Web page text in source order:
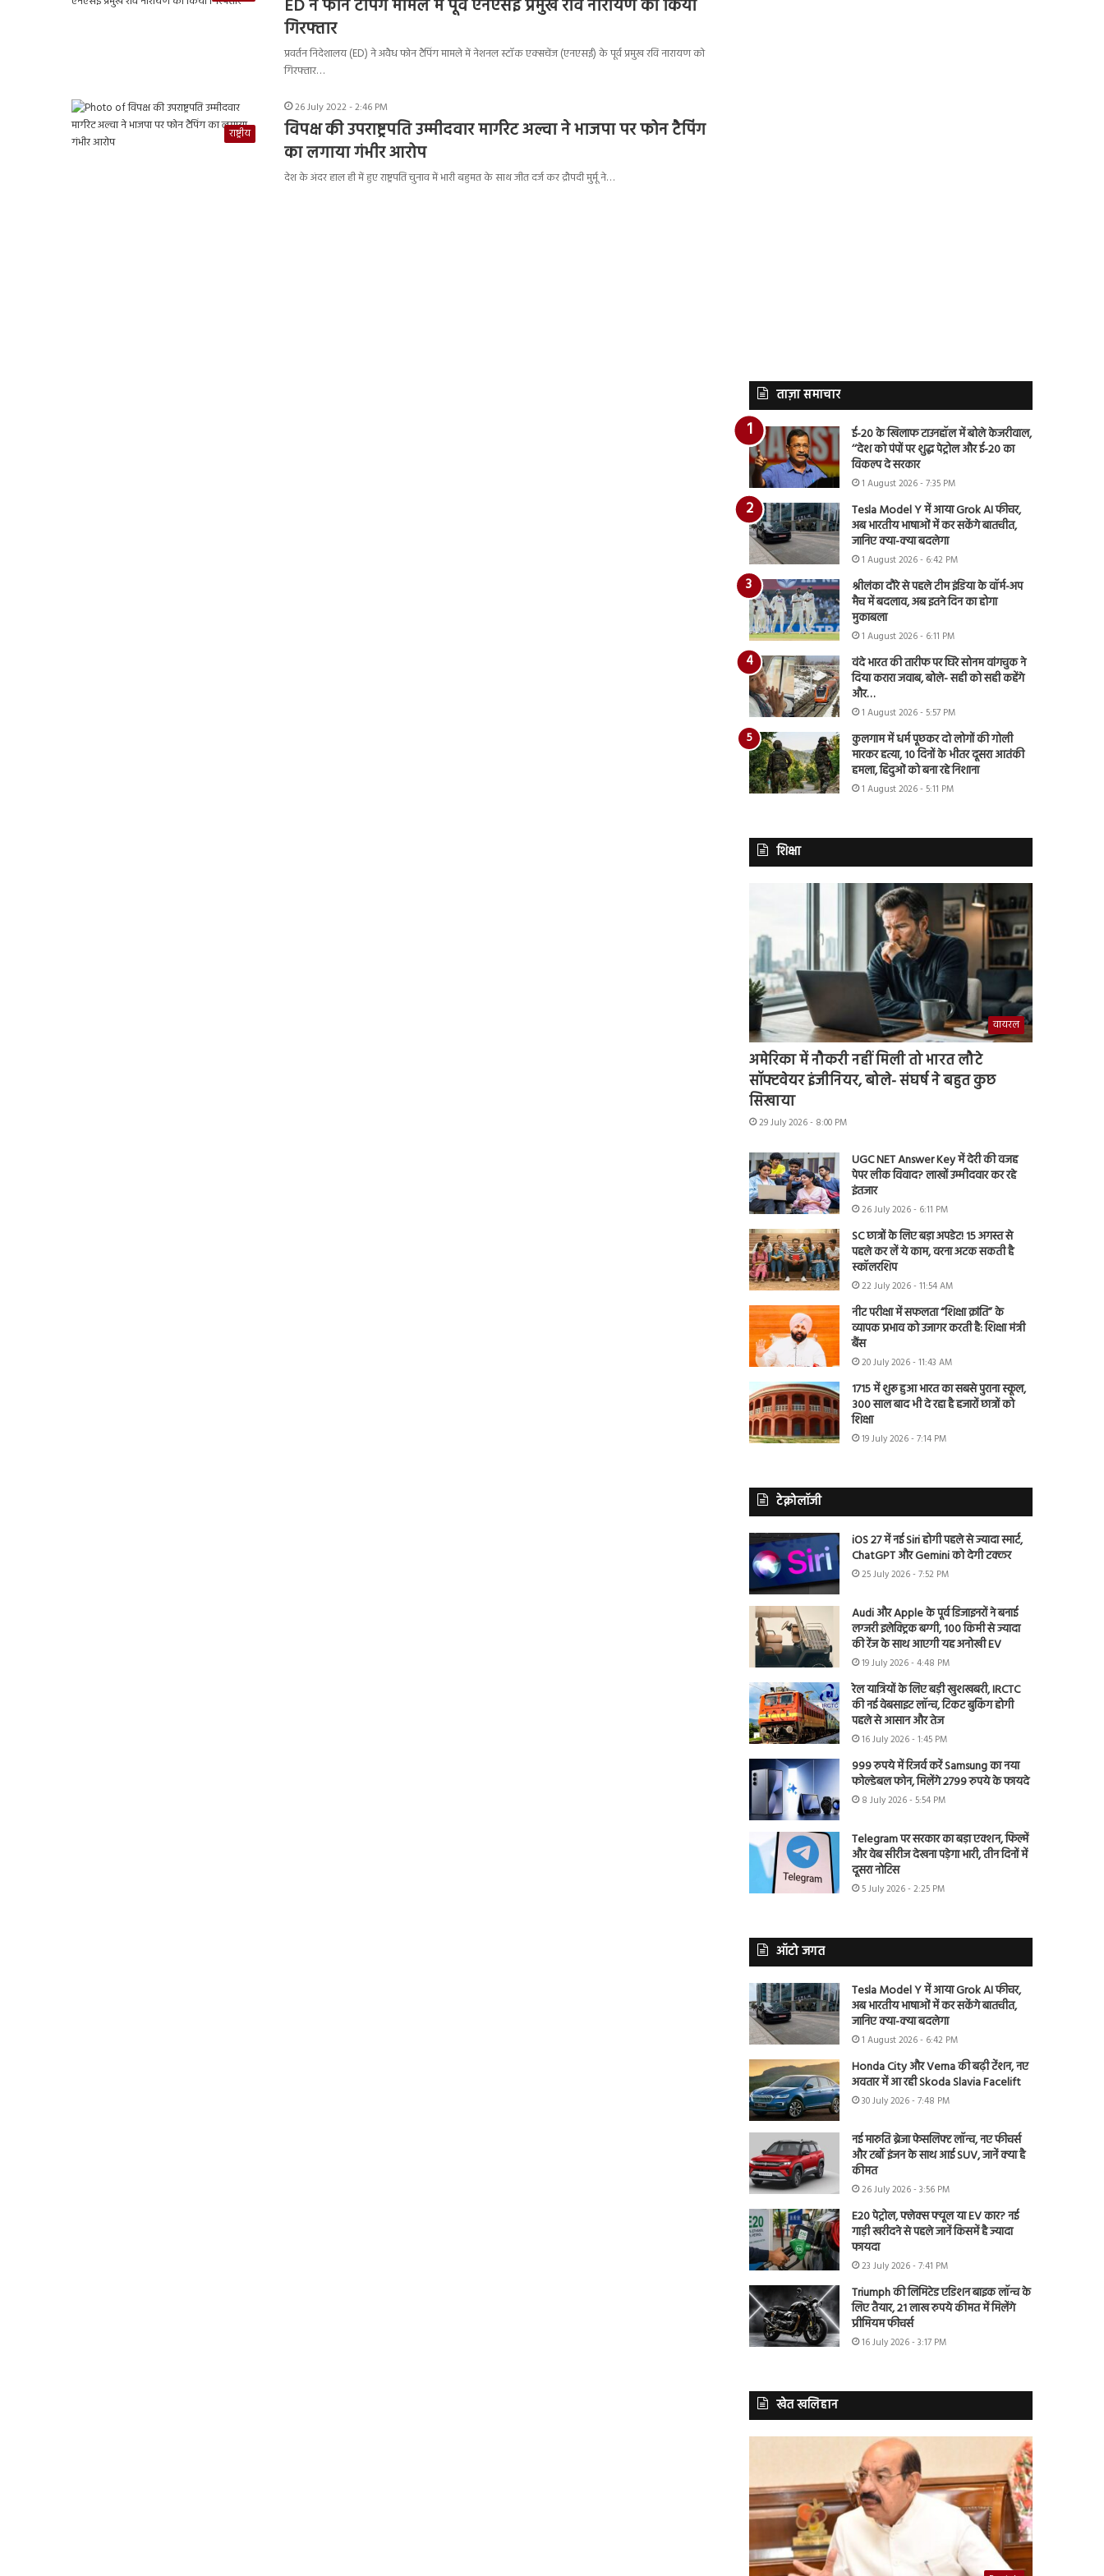
ED ने फोन टैपिंग मामले में पूर्व एनएसई प्रमुख रवि नारायण को किया
गिरफ्तार
प्रवर्तन निदेशालय (ED) ने अवैध फोन टैपिंग मामले में नेशनल स्टॉक एक्सचेंज (एनएसई) के पूर्व प्रमुख रवि नारायण को
गिरफ्तार…
राष्ट्रीय
26 July 2022 - 2:46 PM
विपक्ष की उपराष्ट्रपति उम्मीदवार मार्गरेट अल्वा ने भाजपा पर फोन टैपिंग
का लगाया गंभीर आरोप
देश के अंदर हाल ही में हुए राष्ट्रपति चुनाव में भारी बहुमत के साथ जीत दर्ज कर द्रौपदी मुर्मू ने…
ताज़ा समाचार
ई-20 के खिलाफ टाउनहॉल में बोले केजरीवाल,
‘‘देश को पंपों पर शुद्ध पेट्रोल और ई-20 का
विकल्प दे सरकार
1 August 2026 - 7:35 PM
Tesla Model Y में आया Grok AI फीचर,
अब भारतीय भाषाओं में कर सकेंगे बातचीत,
जानिए क्या-क्या बदलेगा
1 August 2026 - 6:42 PM
श्रीलंका दौरे से पहले टीम इंडिया के वॉर्म-अप
मैच में बदलाव, अब इतने दिन का होगा
मुकाबला
1 August 2026 - 6:11 PM
वंदे भारत की तारीफ पर घिरे सोनम वांगचुक ने
दिया करारा जवाब, बोले- सही को सही कहेंगे
और…
1 August 2026 - 5:57 PM
कुलगाम में धर्म पूछकर दो लोगों की गोली
मारकर हत्या, 10 दिनों के भीतर दूसरा आतंकी
हमला, हिंदुओं को बना रहे निशाना
1 August 2026 - 5:11 PM
शिक्षा
वायरल
अमेरिका में नौकरी नहीं मिली तो भारत लौटे
सॉफ्टवेयर इंजीनियर, बोले- संघर्ष ने बहुत कुछ
सिखाया
29 July 2026 - 8:00 PM
UGC NET Answer Key में देरी की वजह
पेपर लीक विवाद? लाखों उम्मीदवार कर रहे
इंतजार
26 July 2026 - 6:11 PM
SC छात्रों के लिए बड़ा अपडेट! 15 अगस्त से
पहले कर लें ये काम, वरना अटक सकती है
स्कॉलरशिप
22 July 2026 - 11:54 AM
नीट परीक्षा में सफलता “शिक्षा क्रांति” के
व्यापक प्रभाव को उजागर करती है: शिक्षा मंत्री
बैंस
20 July 2026 - 11:43 AM
1715 में शुरू हुआ भारत का सबसे पुराना स्कूल,
300 साल बाद भी दे रहा है हजारों छात्रों को
शिक्षा
19 July 2026 - 7:14 PM
टेक्नोलॉजी
iOS 27 में नई Siri होगी पहले से ज्यादा स्मार्ट,
ChatGPT और Gemini को देगी टक्कर
25 July 2026 - 7:52 PM
Audi और Apple के पूर्व डिजाइनरों ने बनाई
लग्जरी इलेक्ट्रिक बग्गी, 100 किमी से ज्यादा
की रेंज के साथ आएगी यह अनोखी EV
19 July 2026 - 4:48 PM
रेल यात्रियों के लिए बड़ी खुशखबरी, IRCTC
की नई वेबसाइट लॉन्च, टिकट बुकिंग होगी
पहले से आसान और तेज
16 July 2026 - 1:45 PM
999 रुपये में रिजर्व करें Samsung का नया
फोल्डेबल फोन, मिलेंगे 2799 रुपये के फायदे
8 July 2026 - 5:54 PM
Telegram पर सरकार का बड़ा एक्शन, फिल्में
और वेब सीरीज देखना पड़ेगा भारी, तीन दिनों में
दूसरा नोटिस
5 July 2026 - 2:25 PM
ऑटो जगत
Tesla Model Y में आया Grok AI फीचर,
अब भारतीय भाषाओं में कर सकेंगे बातचीत,
जानिए क्या-क्या बदलेगा
1 August 2026 - 6:42 PM
Honda City और Verna की बढ़ी टेंशन, नए
अवतार में आ रही Skoda Slavia Facelift
30 July 2026 - 7:48 PM
नई मारुति ब्रेजा फेसलिफ्ट लॉन्च, नए फीचर्स
और टर्बो इंजन के साथ आई SUV, जानें क्या है
कीमत
26 July 2026 - 3:56 PM
E20 पेट्रोल, फ्लेक्स फ्यूल या EV कार? नई
गाड़ी खरीदने से पहले जानें किसमें है ज्यादा
फायदा
23 July 2026 - 7:41 PM
Triumph की लिमिटेड एडिशन बाइक लॉन्च के
लिए तैयार, 21 लाख रुपये कीमत में मिलेंगे
प्रीमियम फीचर्स
16 July 2026 - 3:17 PM
खेत खलिहान